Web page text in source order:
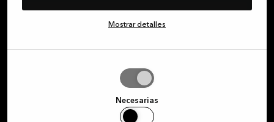
Mostrar detalles
Necesarias
Nombre de pila
Correo electrónico
Por la presente, acepto recibir comunicaciones de